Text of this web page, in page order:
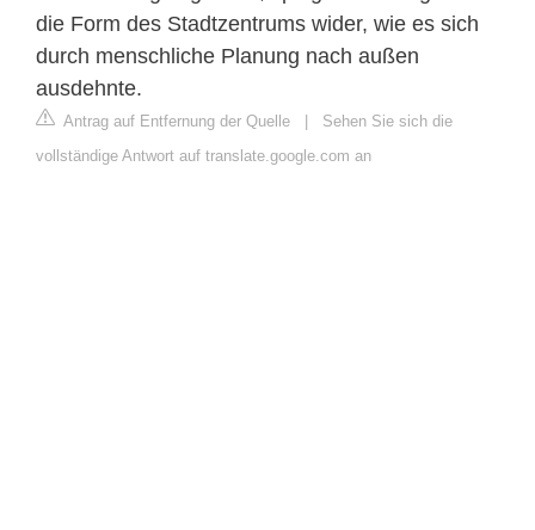
die Form des Stadtzentrums wider, wie es sich
durch menschliche Planung nach außen
ausdehnte.
Antrag auf Entfernung der Quelle | Sehen Sie sich die
vollständige Antwort auf translate.google.com an